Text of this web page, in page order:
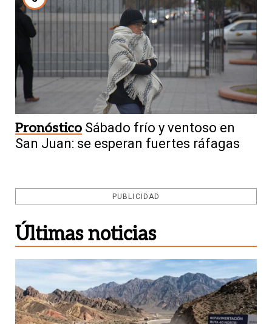
Pronóstico Sábado frío y ventoso en
San Juan: se esperan fuertes ráfagas
PUBLICIDAD
Últimas noticias